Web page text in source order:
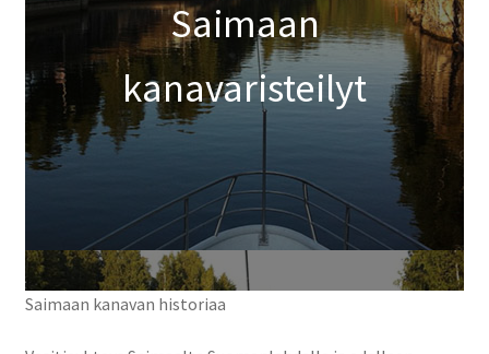
Yhteystiedot
Expand
child
menu
Saimaan
kanavaristeilyt
Saimaan kanavan historiaa